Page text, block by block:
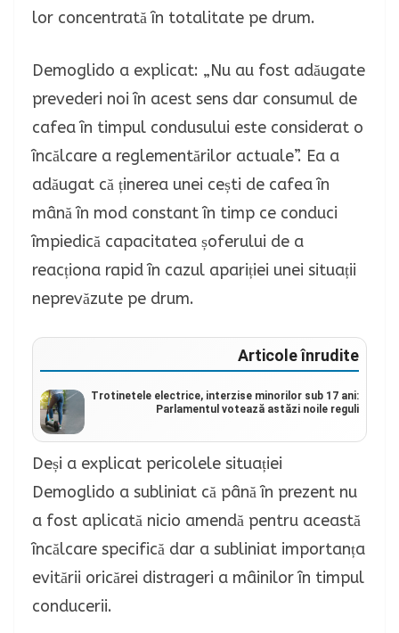
lor concentrată în totalitate pe drum.
Demoglido a explicat: „Nu au fost adăugate
prevederi noi în acest sens dar consumul de
cafea în timpul condusului este considerat o
încălcare a reglementărilor actuale”. Ea a
adăugat că ținerea unei cești de cafea în
mână în mod constant în timp ce conduci
împiedică capacitatea șoferului de a
reacționa rapid în cazul apariției unei situații
neprevăzute pe drum.
Articole înrudite
Trotinetele electrice, interzise minorilor sub 17 ani:
Parlamentul votează astăzi noile reguli
Deși a explicat pericolele situației
Demoglido a subliniat că până în prezent nu
a fost aplicată nicio amendă pentru această
încălcare specifică dar a subliniat importanța
evitării oricărei distrageri a mâinilor în timpul
conducerii.